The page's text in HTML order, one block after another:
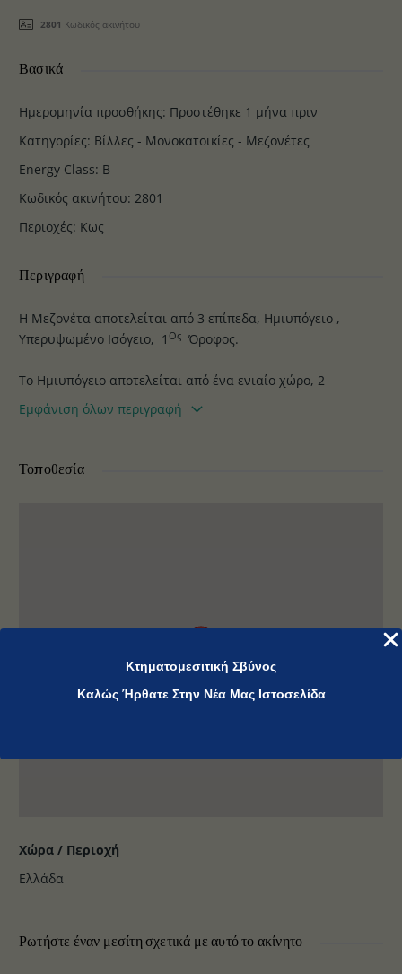
Κτηματομεσιτική Σβύνος
Καλώς Ήρθατε Στην Νέα Μας Ιστοσελίδα
2801 Κωδικός ακινήτου
Βασικά
Ημερομηνία προσθήκης: Προστέθηκε 1 μήνα πριν
Κατηγορίες: Βίλλες - Μονοκατοικίες - Μεζονέτες
Energy Class: B
Κωδικός ακινήτου: 2801
Περιοχές: Κως
Περιγραφή
Η Μεζονέτα αποτελείται από 3 επίπεδα, Ημιυπόγειο ,
Υπερυψωμένο Ισόγειο, 1Ος Όροφος.
Το Ημιυπόγειο αποτελείται από ένα ενιαίο χώρο, 2
Υπνοδωμάτια , και ένα μπάνιο. Το Υπερυψωμένο Ισόγειο
αποτελείται από Σαλόνι, Τραπεζαρία, Κουζίνα, Τζάκι, 1
από 3 Υπνοδωμάτια, 1 μεγάλο μπάνιο, μπαλκόνια με θέα.
Εμφάνιση όλων περιγραφή
Τοποθεσία
Χώρα / Περιοχή
Ελλάδα
Ρωτήστε έναν μεσίτη σχετικά με αυτό το ακίνητο